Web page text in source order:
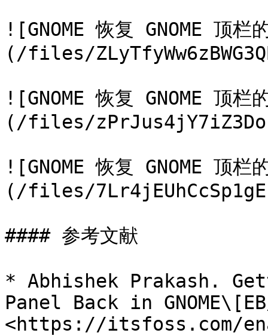
![GNOME 恢复 GNOME 顶栏
(/files/
![GNOME 恢复 GNOME 顶栏
(/files/
![GNOME 恢复 GNOME 顶栏
(/files/
#### 参考文献
* Abhishek Prakash.
Panel Back in
<https://itsfoss.com/